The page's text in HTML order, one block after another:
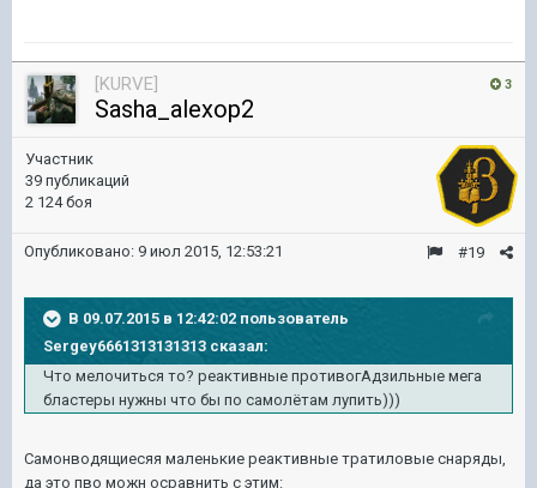
3
[KURVE]
Sasha_alexop2
Участник
39 публикаций
2 124 боя
#19
Опубликовано: 9 июл 2015, 12:53:21
В 09.07.2015 в 12:42:02 пользователь
Sergey6661313131313 сказал:
Что мелочиться то? реактивные противогАдзильные мега
бластеры нужны что бы по самолётам лупить)))
Самонводящиесяя маленькие реактивные тратиловые снаряды,
да это пво можн осравнить с этим: